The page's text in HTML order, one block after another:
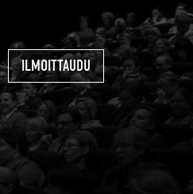
ILMOITTAUDU